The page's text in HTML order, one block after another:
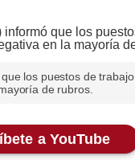
los puestos de trabajo
de rubros.
a YouTube